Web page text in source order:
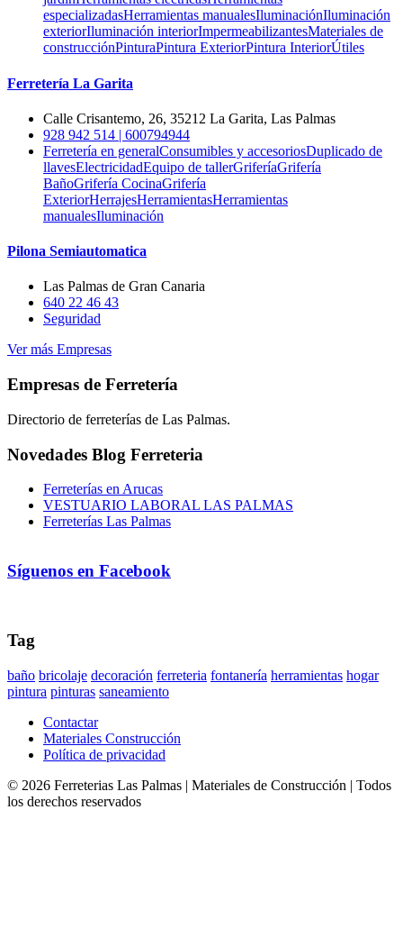
especializadasHerramientas manualesIluminaciónIluminación
exteriorIluminación interiorImpermeabilizantesMateriales de
construcciónPinturaPintura ExteriorPintura InteriorÚtiles
Ferretería La Garita
Calle Crisantemo, 26, 35212 La Garita, Las Palmas
928 942 514 | 600794944
Ferretería en generalConsumibles y accesoriosDuplicado de
llavesElectricidadEquipo de tallerGriferíaGrifería
BañoGrifería CocinaGrifería
ExteriorHerrajesHerramientasHerramientas
manualesIluminación
Pilona Semiautomatica
Las Palmas de Gran Canaria
640 22 46 43
Seguridad
Ver más Empresas
Empresas de Ferretería
Directorio de ferreterías de Las Palmas.
Novedades Blog Ferreteria
Ferreterías en Arucas
VESTUARIO LABORAL LAS PALMAS
Ferreterías Las Palmas
Síguenos en Facebook
Tag
baño bricolaje decoración ferreteria fontanería herramientas hogar
pintura pinturas saneamiento
Contactar
Materiales Construcción
Política de privacidad
© 2026 Ferreterias Las Palmas | Materiales de Construcción | Todos
los derechos reservados